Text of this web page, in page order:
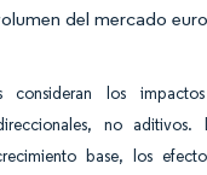
del mercado
consideran los
no aditivos.
base, los